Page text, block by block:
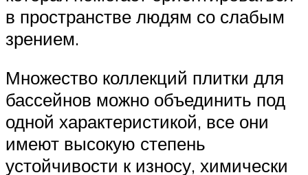
в пространстве людям со слабым
зрением.
Множество коллекций плитки для
бассейнов можно объединить под
одной характеристикой, все они
имеют высокую степень
устойчивости к износу, химически